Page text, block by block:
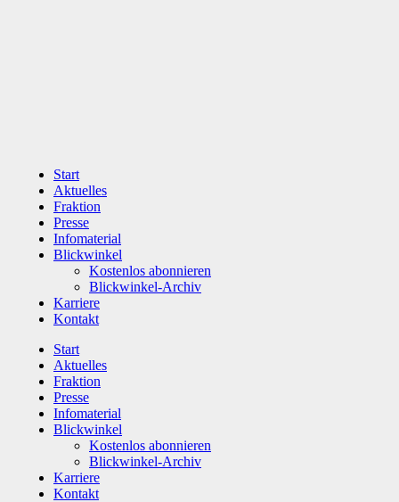
Start
Aktuelles
Fraktion
Presse
Infomaterial
Blickwinkel
Kostenlos abonnieren
Blickwinkel-Archiv
Karriere
Kontakt
Start
Aktuelles
Fraktion
Presse
Infomaterial
Blickwinkel
Kostenlos abonnieren
Blickwinkel-Archiv
Karriere
Kontakt